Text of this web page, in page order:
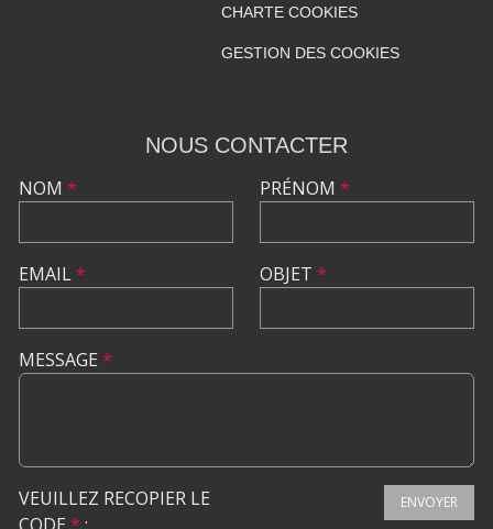
CHARTE COOKIES
GESTION DES COOKIES
NOUS CONTACTER
NOM *
EMAIL*
PRÉNOM *
OBJET *
MESSAGE *
VEUILLEZ RECOPIER LE
CODE * :
ENVOYER